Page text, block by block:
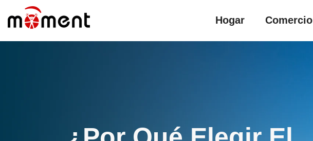
Saltar Al Contenido
Hogar
Comercio